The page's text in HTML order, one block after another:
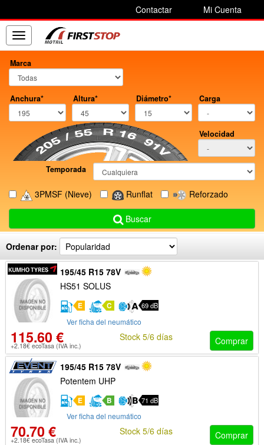
Contactar Mi Cuenta
Toggle
navigation
Marca
Anchura* Altura* Diámetro* Carga
Velocidad
Temporada
3PMSF (Nieve) Runflat Reforzado
Buscar
Ordenar por:
195/45 R15 78V
HS51 SOLUS
E C 69 dB
Ver ficha del neumático
115.60 €
+2.18€ ecoTasa (IVA inc.) Comprar
Stock 5/6 días
195/45 R15 78V
Potentem UHP
E B 71 dB
Ver ficha del neumático
70.70 €
+2.18€ ecoTasa (IVA inc.) Comprar
Stock 5/6 días